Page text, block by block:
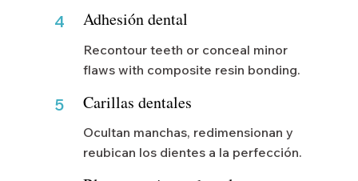
4 Adhesión dental
Recontour teeth or conceal minor
flaws with composite resin bonding.
5 Carillas dentales
Ocultan manchas, redimensionan y
reubican los dientes a la perfección.